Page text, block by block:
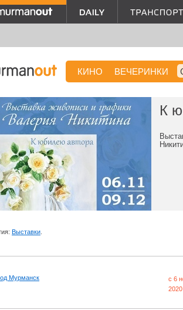
КИНО ВЕЧЕРИНКИ
К
Выставки
Мурманск
c 6
2020